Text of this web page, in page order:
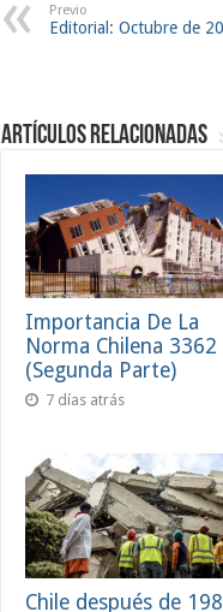
Previo
Editorial: Octubre de
Artículos Relacionadas
Importancia De La
Norma Chilena 3362
(Segunda Parte)
7 días atrás
Chile después de